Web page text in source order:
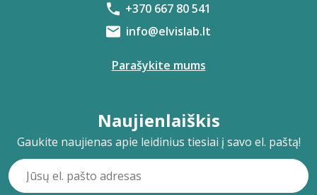
+370 667 80 541
info@elvislab.lt
Parašykite mums
Naujienlaiškis
Gaukite naujienas apie leidinius tiesiai į savo el. paštą!